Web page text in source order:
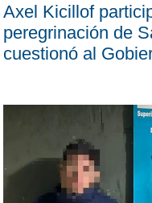
Axel Kicillof
peregrinación de
cuestionó al